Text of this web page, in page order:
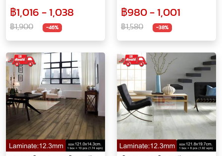
฿1,016 - 1,038
฿1,900 -46%
฿980 - 1,001
฿1,580 -38%